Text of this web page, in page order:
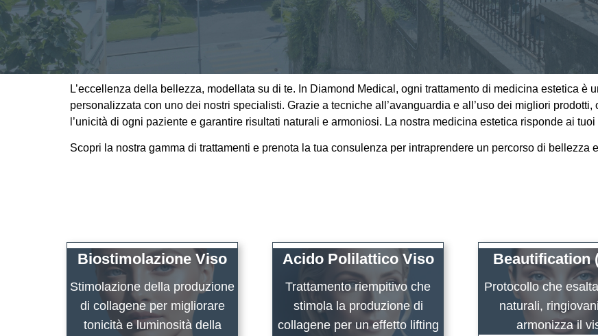
L’eccellenza della bellezza, modellata su di te. In Diamond Medical, ogni trattamento di medicina estetica è
personalizzata con uno dei nostri specialisti. Grazie a tecniche all’avanguardia e all’uso dei migliori
l’unicità di ogni paziente e garantire risultati naturali e armoniosi. La nostra medicina estetica risponde ai
Scopri la nostra gamma di trattamenti e prenota la tua consulenza per intraprendere un percorso di bellezza
Biostimolazione Viso
Stimolazione della produzione
di collagene per migliorare
tonicità e luminosità della
Acido Polilattico Viso
Trattamento riempitivo che
stimola la produzione di
collagene per un effetto lifting
Beautification
Protocollo che
naturali,
armonizza il